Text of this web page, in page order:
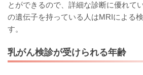
とができるので、詳細な診断に優れて
の遺伝子を持っている人はMRIによる
す。
乳がん検診が受けられる年齢